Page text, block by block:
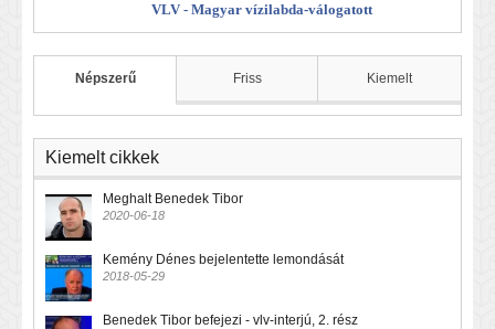
VLV - Magyar vízilabda-válogatott
Népszerű Friss Kiemelt
Kiemelt cikkek
Meghalt Benedek Tibor
2020-06-18
Kemény Dénes bejelentette lemondását
2018-05-29
Benedek Tibor befejezi - vlv-interjú, 2. rész